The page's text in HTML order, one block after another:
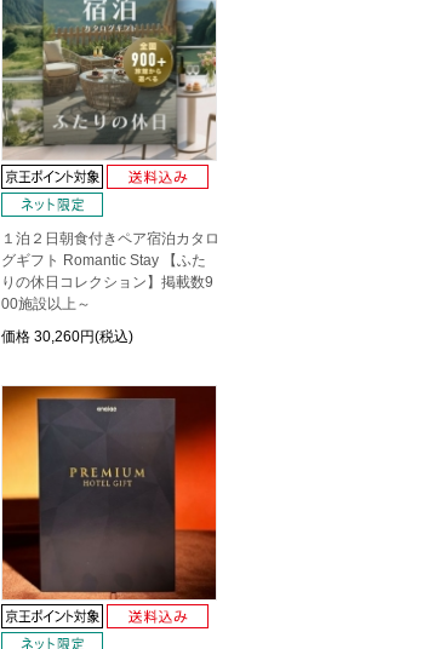
１泊２日朝食付きペア宿泊カタロ
グギフト Romantic Stay 【ふた
りの休日コレクション】掲載数9
00施設以上～
価格 30,260円(税込)